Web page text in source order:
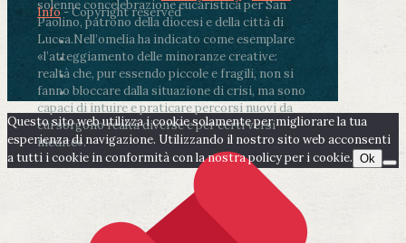
solenne concelebrazione eucaristica per San
Paolino, patrono della diocesi e della città di
Lucca.Nell’omelia ha indicato come esemplare
«l’atteggiamento delle minoranze creative:
realtà che, pur essendo piccole e fragili, non si
fanno bloccare dalla situazione di crisi, ma sono
capaci di intuire e praticare percorsi nuovi da
cui sorgono realtà diverse e per certi versi
inedite».
Info- Copyright reserved
Questo sito web utilizza i cookie solamente per migliorare la tua
esperienza di navigazione. Utilizzando il nostro sito web acconsenti
a tutti i cookie in conformità con la nostra policy per i cookie. Ok